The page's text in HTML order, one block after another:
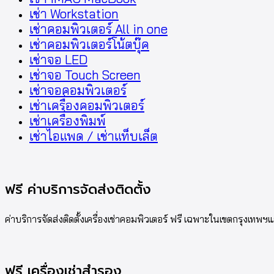
เช่า Workstation
เช่าคอมพิวเตอร์ All in one
เช่าคอมพิวเตอร์โน้ตบุ๊ค
เช่าจอ LED
เช่าจอ Touch Screen
เช่าจอคอมพิวเตอร์
เช่าเครื่องคอมพิวเตอร์
เช่าเครื่องพิมพ์
เช่าไอแพด / เช่าแท็บเล็ต
ฟรี ค่าบริการจัดส่งติดตั้ง
ค่าบริการจัดส่งติดตั้งเครื่องเช่าคอมพิวเตอร์ ฟรี เฉพาะในเขตกรุงเทพ